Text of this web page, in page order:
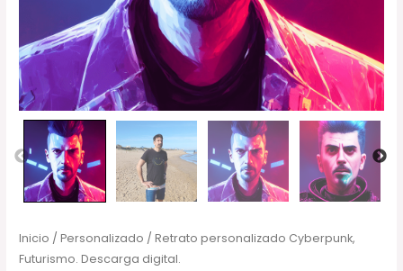
Inicio /Personalizado / Retrato personalizado Cyberpunk,
Futurismo. Descarga digital.